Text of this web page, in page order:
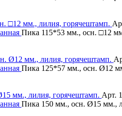
Пика 115*53 мм., осн. □12
Пика 125*57 мм., осн. Ø12
Арт.
Пика 150 мм., осн. Ø15 мм.,